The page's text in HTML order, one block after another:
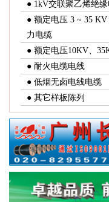
● 1kV交联聚乙烯绝
● 额定电压 3 ~ 35
力电缆
● 额定电压10KV、
● 耐火电缆电线
● 低烟无卤电线电缆
● 其它样板陈列